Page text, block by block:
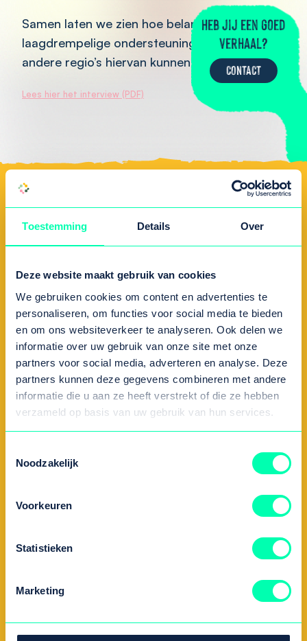
Toestemming Details Over
Deze website maakt gebruik van cookies
We gebruiken cookies om content en advertenties te
personaliseren, om functies voor social media te bieden
en om ons websiteverkeer te analyseren. Ook delen we
informatie over uw gebruik van onze site met onze
partners voor social media, adverteren en analyse. Deze
partners kunnen deze gegevens combineren met andere
informatie die u aan ze heeft verstrekt of die ze hebben
verzameld op basis van uw gebruik van hun services.
Noodzakelijk
Voorkeuren
Statistieken
Marketing
Samen laten we zien hoe belangrijk
laagdrempelige ondersteuning is en wat
andere regio’s hiervan kunnen leren.
Lees hier het interview (PDF)
Heb jij een goed
verhaal?
CONTACT
Op de
hoogte
blijven?
Voornaam
Achternaam
E-mailadres
Zijn er onderwerpen in de nieuwsbrief waar u
Voeding
Mentale gezondheid